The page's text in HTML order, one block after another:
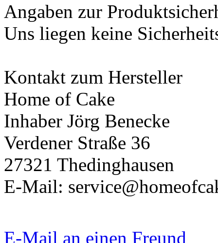
Angaben zur
Uns liegen keine
Kontakt zum Hersteller
Home of Cake
Inhaber Jörg Benecke
Verdener Straße 36
27321 Thedinghausen
E-Mail:
E-Mail an einen Freund